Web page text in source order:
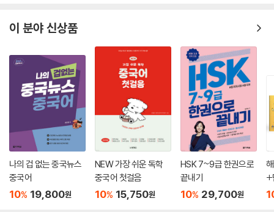
실전모의고사 제5회
정답
실전모의고사 제6회
답안지
이 분야 신상품
나의 겁 없는 중국뉴스
중국어
10% 19,800원
NEW 가장 쉬운 독학
중국어 첫걸음
10% 15,750원
HSK 7~9급 한권으로
끝내기
10% 29,700원
+